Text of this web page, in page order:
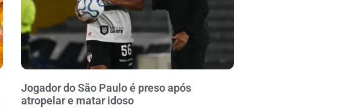
Jogador do São Paulo é preso após
atropelar e matar idoso